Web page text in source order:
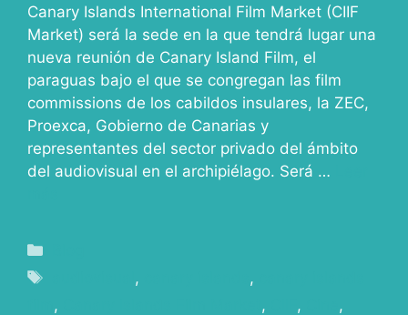
Canary Islands International Film Market (CIIF
Market) será la sede en la que tendrá lugar una
nueva reunión de Canary Island Film, el
paraguas bajo el que se congregan las film
commissions de los cabildos insulares, la ZEC,
Proexca, Gobierno de Canarias y
representantes del sector privado del ámbito
del audiovisual en el archipiélago. Será …
, ,
, , ,
,